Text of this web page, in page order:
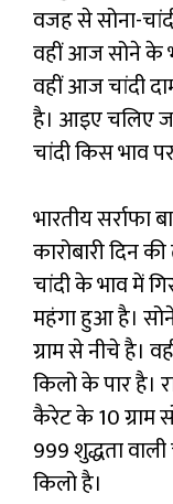
वजह से सोना-
वहीं आज सोने के
वहीं आज चांदी
है। आइए चलिए
चांदी किस भाव
भारतीय सर्राफा
कारोबारी दिन
चांदी के भाव में
महंगा हुआ है।
ग्राम से नीचे है।
किलो के पार है।
कैरेट के 10 ग्राम
999 शुद्धता
किलो है।